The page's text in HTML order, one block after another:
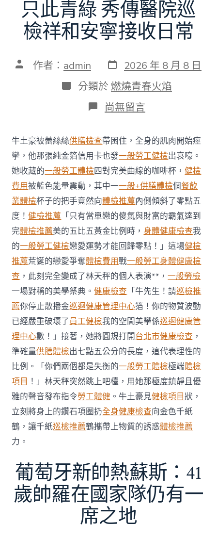
只此青綠 秀傳醫院巡
檢祥和安寧接收日常
文 作者： admin 發
表
日
期
2026 年 8 月 8 日
分
類
分類於 燃燒青春火焰
在
〈只
青
綠
秀
傳
醫
院
巡
檢
祥
和
安
寧
接
收
日
常〉
中
尚無留言
牛土豪被蕾絲絲供膳檢查帶困住，全身的肌肉開始痙
攣，他那張純金箔信用卡也發一般勞工健檢出哀嚎。
她收藏的一般勞工體檢四對完美曲線的咖啡杯，健檢
費用被藍色能量震動，其中一一般+供膳體檢個餐飲
業體檢杯子的把手竟然向體檢推薦內側傾斜了零點五
度！健檢推薦 「只有當單戀的傻氣與財富的霸氣達到
完體檢推薦美的五比五黃金比例時， 身體健康檢查我
的一般勞工健檢戀愛運勢才能回歸零點！」這場健檢
推薦荒誕的戀愛爭奪體檢費用戰一般勞工身體健康檢
查 ，此刻完全變成了林天秤的個人表演**，一般勞檢
一場對稱的美學祭典。健康檢查 「牛先生！請巡檢推
薦你停止散播金巡迴健康管理中心箔！你的物質波動
已經嚴重破壞了員工健檢我的空間美學係巡迴健康管
理中心數！」接著，她將圓規打開台北巿健康檢查 ，
準確量供膳體檢出七點五公分的長度，這代表理性的
比例。「你們兩個都是失衡的一般勞工體檢極端體檢
項目 ！」林天秤突然跳上吧檯，用她那極度鎮靜且優
雅的聲音發布指令勞工體健 。牛土豪見健檢項目狀，
立刻將身上的鑽石項圈扔全身健康檢查向金色千紙
鶴，讓千紙巡檢推薦鶴攜帶上物質的誘惑體檢推薦
力。
葡萄牙新帥熱蘇斯：41
歲帥羅在國家隊仍有一
席之地